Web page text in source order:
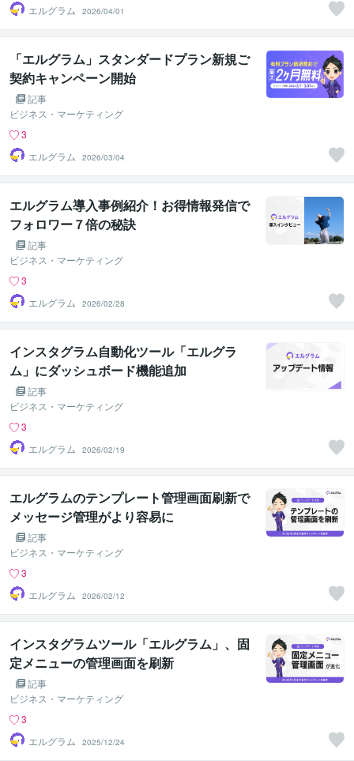
エルグラム
2026/04/01
「エルグラム」スタンダードプラン新規ご
契約キャンペーン開始
記事
ビジネス・マーケティング
3
エルグラム
2026/03/04
エルグラム導入事例紹介！お得情報発信で
フォロワー７倍の秘訣
記事
ビジネス・マーケティング
3
エルグラム
2026/02/28
インスタグラム自動化ツール「エルグラ
ム」にダッシュボード機能追加
記事
ビジネス・マーケティング
3
エルグラム
2026/02/19
エルグラムのテンプレート管理画面刷新で
メッセージ管理がより容易に
記事
ビジネス・マーケティング
3
エルグラム
2026/02/12
インスタグラムツール「エルグラム」、固
定メニューの管理画面を刷新
記事
ビジネス・マーケティング
3
エルグラム
2025/12/24